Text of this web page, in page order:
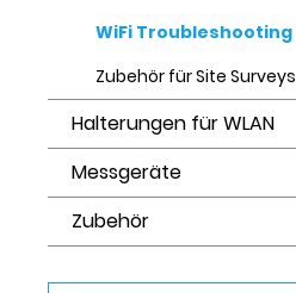
WiFi Troubleshooting
Zubehör für Site Surveys
Halterungen für WLAN
Messgeräte
Zubehör